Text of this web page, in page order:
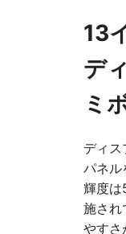
13
デ
ミ
ディ
パネ
輝度は
施され
やすさ